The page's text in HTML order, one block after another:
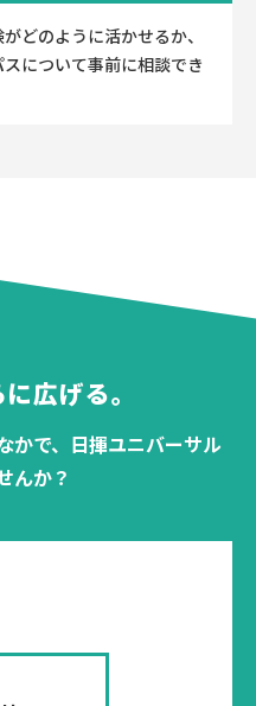
どのように活かせるか、
について事前に相談でき
広げる。
かで、日揮ユニバーサル
んか？